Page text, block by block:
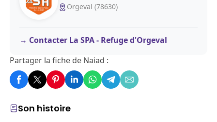
Son histoire
Orgeval (78630)
Contacter La SPA - Refuge d'Orgeval
Partager la fiche de Naiad :